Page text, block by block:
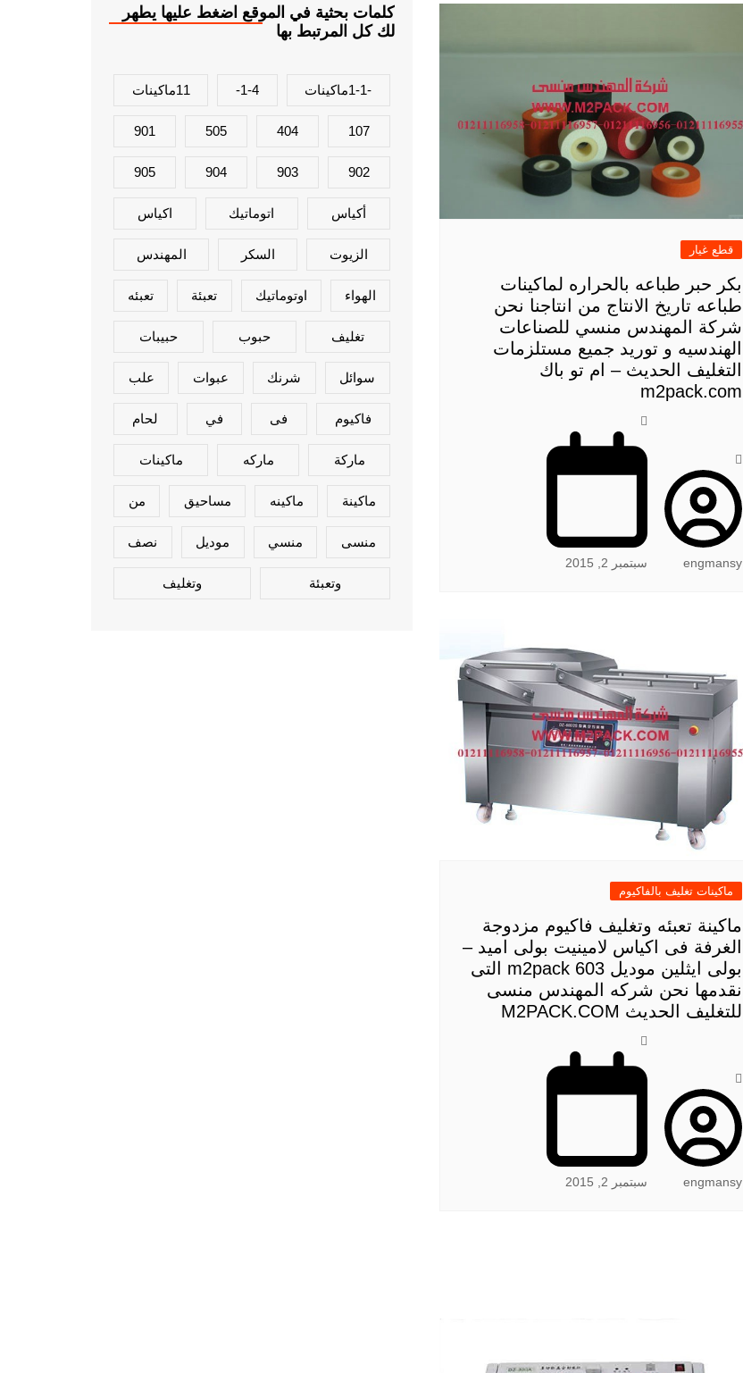
قطع غيار
بكر حبر طباعه بالحراره لماكينات
طباعه تاريخ الانتاج من انتاجنا نحن
شركة المهندس منسي للصناعات
الهندسيه و توريد جميع مستلزمات
التغليف الحديث – ام تو باك
m2pack.com
engmansy سبتمبر 2, 2015
ماكينات تغليف بالفاكيوم
ماكينة تعبئه وتغليف فاكيوم مزدوجة
الغرفة فى اكياس لامينيت بولى اميد –
بولى ايثلين موديل m2pack 603 التى
نقدمها نحن شركه المهندس منسى
للتغليف الحديث M2PACK.COM
engmansy سبتمبر 2, 2015
كلمات بحثية في الموقع اضغط عليها يطهر
لك كل المرتبط بها
-1-1ماكينات 1-4- 11ماكينات
107
404
505
901
902
903
904
905
أكياس اتوماتيك اكياس
الزيوت السكر المهندس
الهواء اوتوماتيك تعبئة تعبئه
تغليف حبوب حبيبات
سوائل شرنك عبوات علب
فاكيوم فى في لحام
ماركة ماركه ماكينات
ماكينة ماكينه مساحيق من
منسى منسي موديل نصف
وتعبئة وتغليف